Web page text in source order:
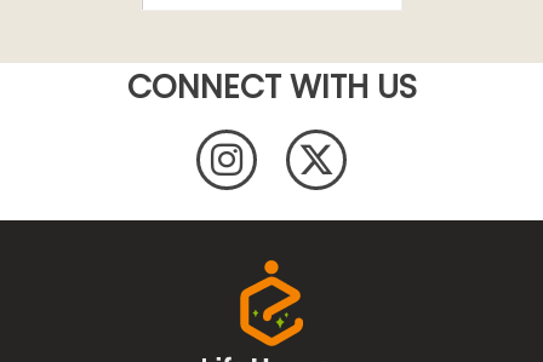
CONNECT WITH US